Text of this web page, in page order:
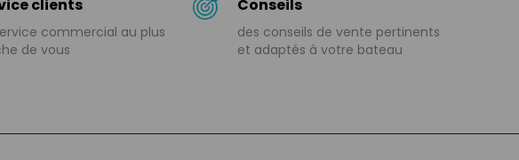
clients
commercial au plus
de vous
Conseils
des conseils de vente pertinents
et adaptés à votre bateau